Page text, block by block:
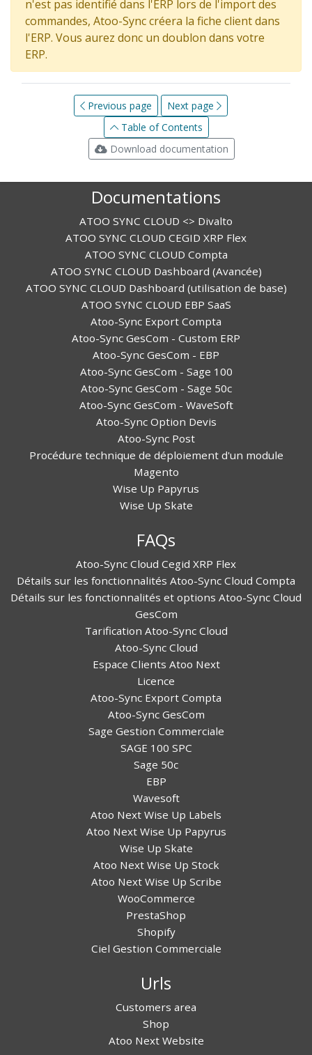
n'est pas identifié dans l'ERP lors de l'import des
commandes, Atoo-Sync créera la fiche client dans
l'ERP. Vous aurez donc un doublon dans votre
ERP.
Previous page
Next page
Table of Contents
Download documentation
Documentations
ATOO SYNC CLOUD <> Divalto
ATOO SYNC CLOUD CEGID XRP Flex
ATOO SYNC CLOUD Compta
ATOO SYNC CLOUD Dashboard (Avancée)
ATOO SYNC CLOUD Dashboard (utilisation de base)
ATOO SYNC CLOUD EBP SaaS
Atoo-Sync Export Compta
Atoo-Sync GesCom - Custom ERP
Atoo-Sync GesCom - EBP
Atoo-Sync GesCom - Sage 100
Atoo-Sync GesCom - Sage 50c
Atoo-Sync GesCom - WaveSoft
Atoo-Sync Option Devis
Atoo-Sync Post
Procédure technique de déploiement d'un module
Magento
Wise Up Papyrus
Wise Up Skate
FAQs
Atoo-Sync Cloud Cegid XRP Flex
Détails sur les fonctionnalités Atoo-Sync Cloud Compta
Détails sur les fonctionnalités et options Atoo-Sync Cloud
GesCom
Tarification Atoo-Sync Cloud
Atoo-Sync Cloud
Espace Clients Atoo Next
Licence
Atoo-Sync Export Compta
Atoo-Sync GesCom
Sage Gestion Commerciale
SAGE 100 SPC
Sage 50c
EBP
Wavesoft
Atoo Next Wise Up Labels
Atoo Next Wise Up Papyrus
Wise Up Skate
Atoo Next Wise Up Stock
Atoo Next Wise Up Scribe
WooCommerce
PrestaShop
Shopify
Ciel Gestion Commerciale
Urls
Customers area
Shop
Atoo Next Website